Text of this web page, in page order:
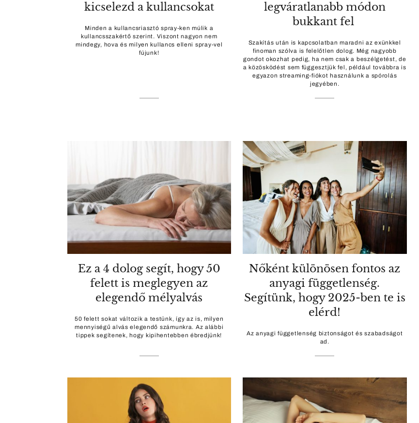
kicselezd a kullancsokat
Minden a kullancsriasztó spray-ken múlik a
kullancsszakértő szerint. Viszont nagyon nem
mindegy, hova és milyen kullancs elleni spray-vel
fújunk!
legváratlanabb módon
bukkant fel
Szakítás után is kapcsolatban maradni az exünkkel
finoman szólva is felelőtlen dolog. Még nagyobb
gondot okozhat pedig, ha nem csak a beszélgetést, de
a közösködést sem függesztjük fel, például továbbra is
egyazon streaming-fiókot használunk a spórolás
jegyében.
Ez a 4 dolog segít, hogy 50
felett is meglegyen az
elegendő mélyalvás
50 felett sokat változik a testünk, így az is, milyen
mennyiségű alvás elegendő számunkra. Az alábbi
tippek segítenek, hogy kipihentebben ébredjünk!
Nőként különösen fontos az
anyagi függetlenség.
Segítünk, hogy 2025-ben te is
elérd!
Az anyagi függetlenség biztonságot és szabadságot
ad.